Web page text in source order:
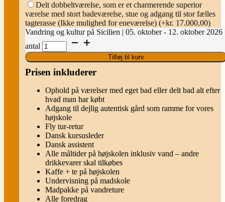
Delt dobbeltværelse, som er et charmerende superior
værelse med stort badeværelse, stue og adgang til stor fælles
tagterasse (Ikke mulighed for eneværelse) (+kr. 17.000,00)
Vandring og kultur på Sicilien | 05. oktober - 12. oktober 2026
antal
Tilføj til kurv
Prisen inkluderer
Ophold på værelser med eget bad eller delt bad alt efter
hvad man har købt
Adgang til dejlig autentisk gård som ramme for vores
højskole
Fly tur-retur
Dansk kursusleder
Dansk assistent
Alle måltider på højskolen inklusiv vand – andre
drikkevarer skal tilkøbes
Kaffe + te på højskolen
Undervisning på madskole
Madpakke på vandreture
Alle foredrag